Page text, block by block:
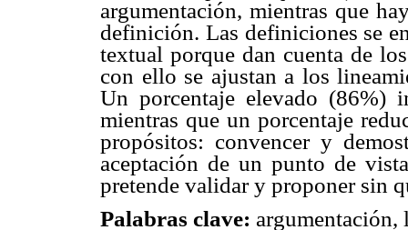
argumentación, mientras que
definición. Las definiciones se
textual porque dan cuenta de
con ello se ajustan a los
Un porcentaje elevado (86%)
mientras que un porcentaje
propósitos: convencer y
aceptación de un punto de
pretende validar y proponer sin
Palabras clave: